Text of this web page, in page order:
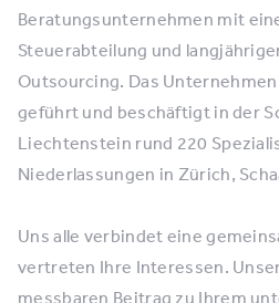
Beratungsunternehmen mit
Steuerabteilung und
Outsourcing. Das
geführt und beschäftigt in der
Liechtenstein rund 220
Niederlassungen in Zürich,
Uns alle verbindet eine
vertreten Ihre Interessen.
messbaren Beitrag zu Ihrem